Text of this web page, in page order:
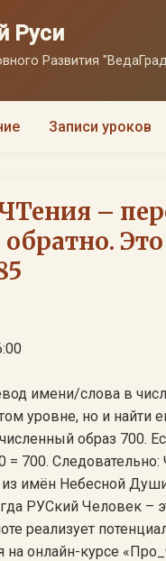
Руси
Развития
Записи уроков
–
имени/слова в
уровне, но и
образ 700.
700. Следовательно:
имён Небесной
РУСкий Человек –
реализует
на онлайн-курсе